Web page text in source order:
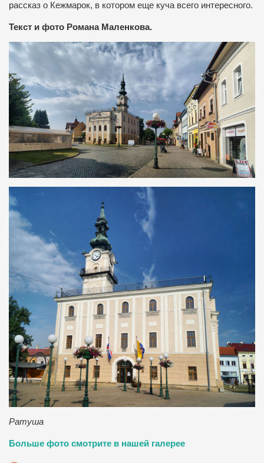
рассказ о Кежмарок, в котором еще куча всего интересного.
Текст и фото Романа Маленкова.
Ратуша
Больше фото смотрите в нашей галерее